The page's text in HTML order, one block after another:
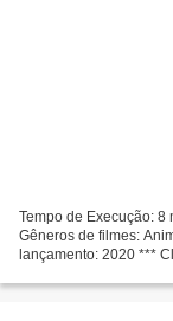
Tempo de Execução: 8
Gêneros de filmes:
lançamento: 2020 ***